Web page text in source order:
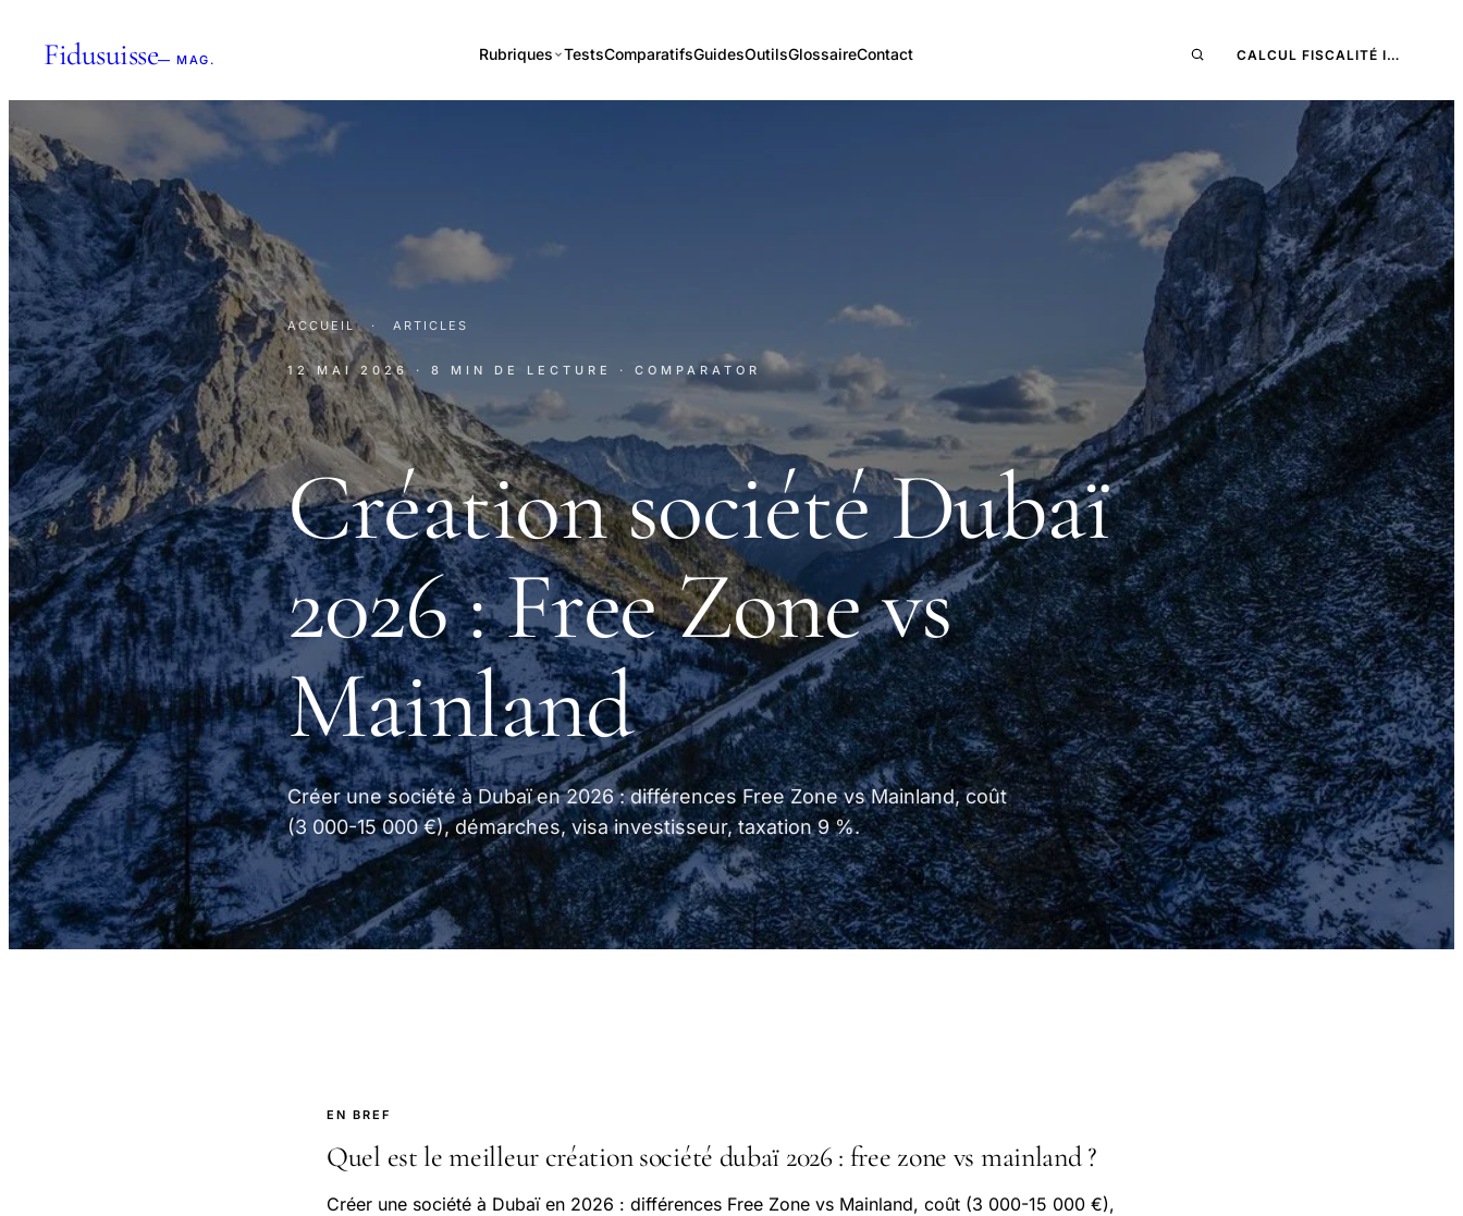
Fidusuisse— MAG. Rubriques TestsComparatifsGuidesOutilsGlossaireContact CALCUL FISCALITÉ I…
ACCUEIL · ARTICLES
12 MAI 2026 · 8 MIN DE LECTURE · COMPARATOR
Création société Dubaï
2026 : Free Zone vs
Mainland
Créer une société à Dubaï en 2026 : différences Free Zone vs Mainland, coût
(3 000-15 000 €), démarches, visa investisseur, taxation 9 %.
EN BREF
Quel est le meilleur création société dubaï 2026 : free zone vs mainland ?
Créer une société à Dubaï en 2026 : différences Free Zone vs Mainland, coût (3 000-15 000 €),